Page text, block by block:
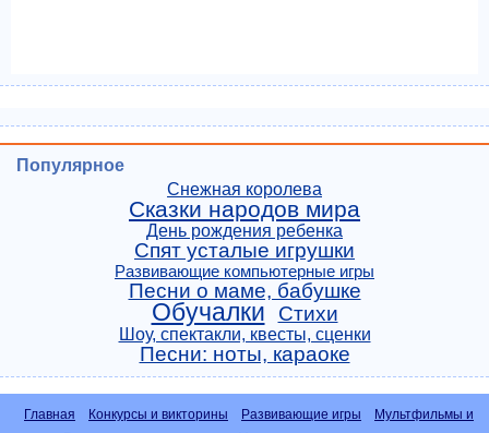
Популярное
Снежная королева
Сказки народов мира
День рождения ребенка
Спят усталые игрушки
Развивающие компьютерные игры
Песни о маме, бабушке
Обучалки Стихи
Шоу, спектакли, квесты, сценки
Песни: ноты, караоке
Главная Конкурсы и викторины Развивающие игры
Мультфильмы и